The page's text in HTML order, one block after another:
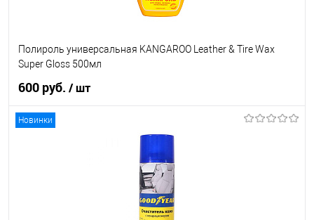
Полироль универсальная KANGAROO Leather & Tire Wax
Super Gloss 500мл
600 руб. / шт
Новинки